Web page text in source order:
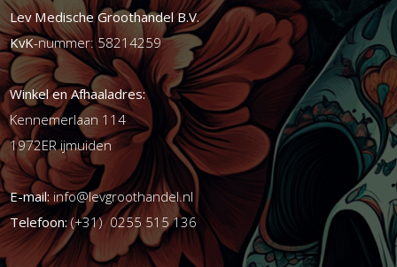
Lev Medische Groothandel B.V.
KvK-nummer: 58214259
Winkel en Afhaaladres:
Kennemerlaan 114
1972ER ijmuiden
E-mail:info@levgroothandel.nl
Telefoon:(+31) 0255 515 136